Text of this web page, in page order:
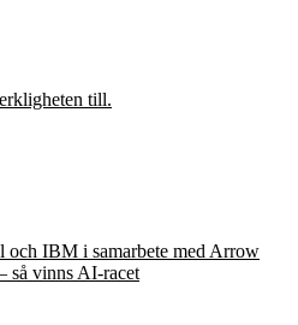
till.
och IBM i samarbete med Arrow
så vinns AI-racet